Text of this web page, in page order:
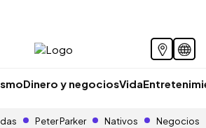
Dinero y negociosVida
Peter Parker Nativos Negocios